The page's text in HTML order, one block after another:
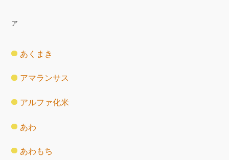
ア
あくまき
アマランサス
アルファ化米
あわ
あわもち